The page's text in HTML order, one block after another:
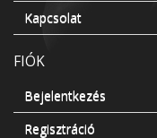
Kapcsolat
FIÓK
Bejelentkezés
Regisztráció